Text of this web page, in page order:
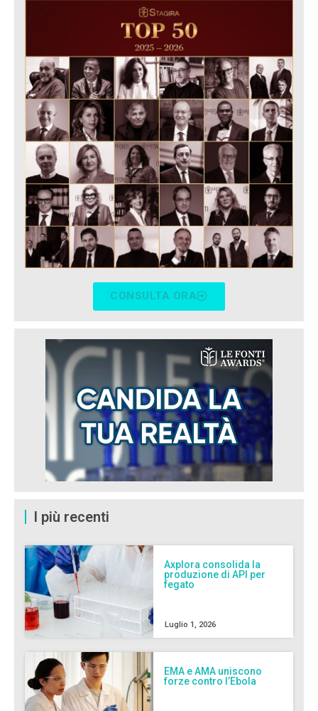
CONSULTA ORA
I più recenti
Axplora consolida la
produzione di API per
fegato
Luglio 1, 2026
EMA e AMA uniscono
forze contro l’Ebola